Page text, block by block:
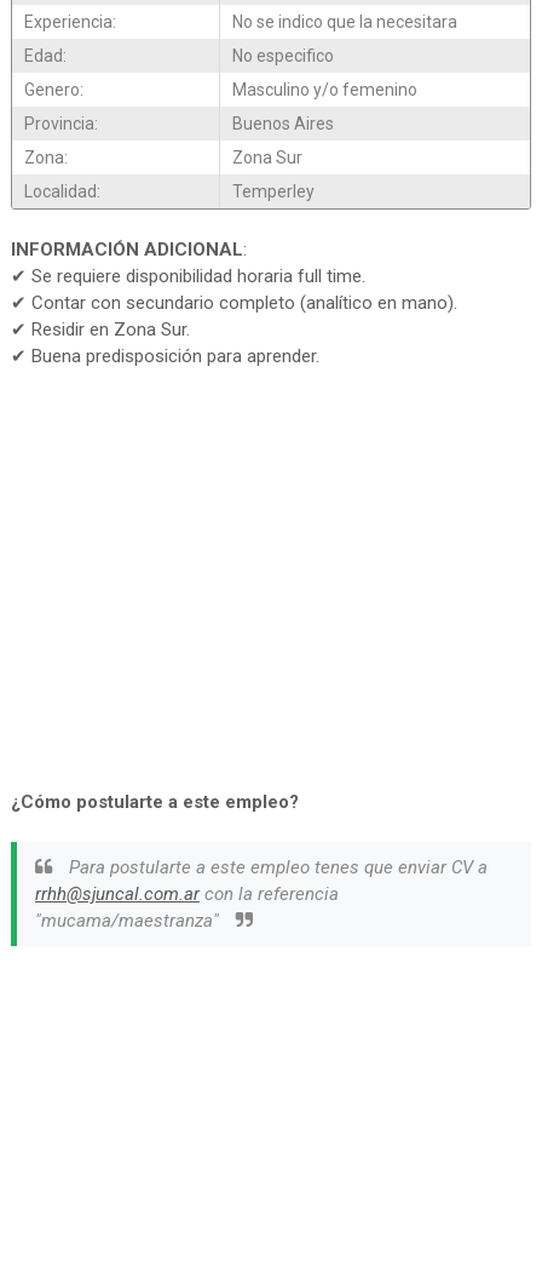
Experiencia:
No se indico que la necesitara
Edad:
No especifico
Genero:
Masculino y/o femenino
Provincia:
Buenos Aires
Zona:
Zona Sur
Localidad:
Temperley
INFORMACIÓN ADICIONAL:
✔ Se requiere disponibilidad horaria full time.
✔ Contar con secundario completo (analítico en mano).
✔ Residir en Zona Sur.
✔ Buena predisposición para aprender.
¿Cómo postularte a este empleo?
Para postularte a este empleo tenes que enviar CV a
rrhh@sjuncal.com.arcon la referencia
"mucama/maestranza"